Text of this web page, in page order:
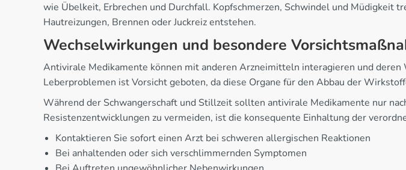
wie Übelkeit, Erbrechen und Durchfall. Kopfschmerzen, Schwindel und Müdigkeit
Hautreizungen, Brennen oder Juckreiz entstehen.
Wechselwirkungen und besondere
Antivirale Medikamente können mit anderen Arzneimitteln interagieren und
Leberproblemen ist Vorsicht geboten, da diese Organe für den Abbau der
Während der Schwangerschaft und Stillzeit sollten antivirale Medikamente nur
Resistenzentwicklungen zu vermeiden, ist die konsequente Einhaltung der
Kontaktieren Sie sofort einen Arzt bei schweren allergischen Reaktionen
Bei anhaltenden oder sich verschlimmernden Symptomen